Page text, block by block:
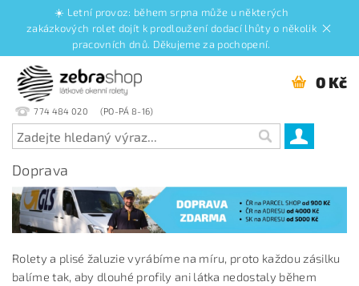
☀️ Letní provoz: během srpna může u některých
zakázkových rolet dojít k prodloužení dodací lhůty o několik
pracovních dnů. Děkujeme za pochopení.
774 484 020
0 Kč
Doprava
Rolety a plisé žaluzie vyrábíme na míru, proto každou zásilku
balíme tak, aby dlouhé profily ani látka nedostaly během